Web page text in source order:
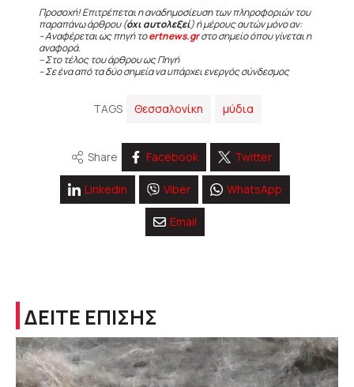
Προσοχή! Επιτρέπεται η αναδημοσίευση των πληροφοριών του
παραπάνω άρθρου (όχι αυτολεξεί) ή μέρους αυτών μόνο αν:
– Αναφέρεται ως πηγή τοertnews.grστο σημείο όπου γίνεται η
αναφορά.
– Στο τέλος του άρθρου ως Πηγή
– Σε ένα από τα δύο σημεία να υπάρχει ενεργός σύνδεσμος
TAGS Θεσσαλονίκη μύδια
Share Facebook Twitter
Linkedin Viber WhatsApp
Email
ΔΕΙΤΕ ΕΠΙΣΗΣ